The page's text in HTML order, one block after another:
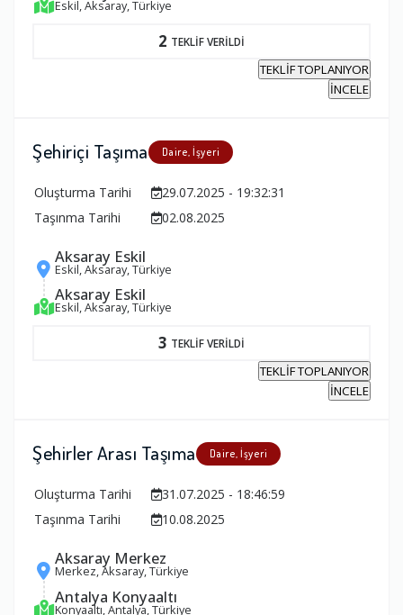
Eskil, Aksaray, Türkiye
2 TEKLİF VERİLDİ
TEKLİF TOPLANIYOR
İNCELE
Şehiriçi Taşıma Daire, İşyeri
Oluşturma Tarihi
29.07.2025 - 19:32:31
Taşınma Tarihi
02.08.2025
Aksaray Eskil
Eskil, Aksaray, Türkiye
Aksaray Eskil
Eskil, Aksaray, Türkiye
3 TEKLİF VERİLDİ
TEKLİF TOPLANIYOR
İNCELE
Şehirler Arası Taşıma Daire, İşyeri
Oluşturma Tarihi
31.07.2025 - 18:46:59
Taşınma Tarihi
10.08.2025
Aksaray Merkez
Merkez, Aksaray, Türkiye
Antalya Konyaaltı
Konyaaltı, Antalya, Türkiye